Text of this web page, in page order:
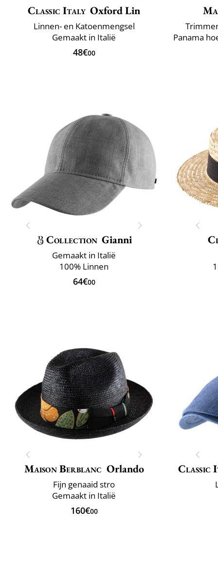
Classic Italy Oxford Lin
Linnen- en Katoenmengsel
Gemaakt in Italië
48€00
Collection Gianni
Gemaakt in Italië
100% Linnen
64€00
Maison Berblanc Orlando
Fijn genaaid stro
Gemaakt in Italië
160€00
Classic